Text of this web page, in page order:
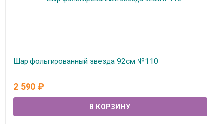
Шар фольгированный звезда 92см №110
2 590 ₽